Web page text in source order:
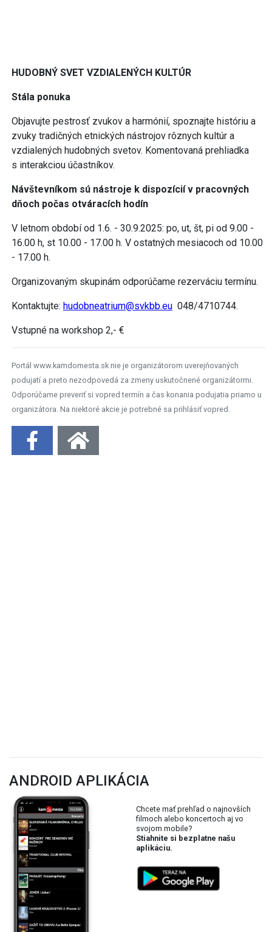
HUDOBNÝ SVET VZDIALENÝCH KULTÚR
Stála ponuka
Objavujte pestrosť zvukov a harmónií, spoznajte históriu a
zvuky tradičných etnických nástrojov rôznych kultúr a
vzdialených hudobných svetov. Komentovaná prehliadka
s interakciou účastníkov.
Návštevníkom sú nástroje k dispozícií v pracovných
dňoch počas otváracích hodín
V letnom období od 1.6. - 30.9.2025: po, ut, št, pi od 9.00 -
16.00 h, st 10.00 - 17.00 h. V ostatných mesiacoch od 10.00
- 17.00 h.
Organizovaným skupinám odporúčame rezerváciu termínu.
Kontaktujte: hudobneatrium@svkbb.eu 048/4710744.
Vstupné na workshop 2,- €
Portál www.kamdomesta.sk nie je organizátorom uverejňovaných
podujatí a preto nezodpovedá za zmeny uskutočnené organizátormi.
Odporúčame preveriť si vopred termín a čas konania podujatia priamo u
organizátora. Na niektoré akcie je potrebné sa prihlásiť vopred.
ANDROID APLIKÁCIA
Chcete mať prehľad o najnovších
filmoch alebo koncertoch aj vo
svojom mobile?
Stiahnite si bezplatne našu
aplikáciu.